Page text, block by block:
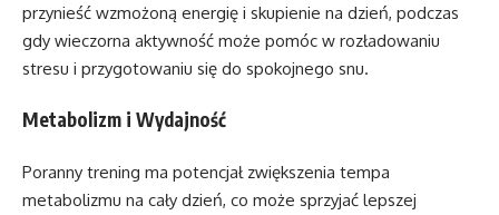
przynieść wzmożoną energię i skupienie na dzień, podczas
gdy wieczorna aktywność może pomóc w rozładowaniu
stresu i przygotowaniu się do spokojnego snu.
Metabolizm i Wydajność
Poranny trening ma potencjał zwiększenia tempa
metabolizmu na cały dzień, co może sprzyjać lepszej